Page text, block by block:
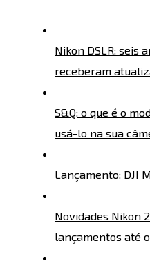
Nikon DSLR: seis
receberam
S&Q: o que é o
usá-lo na sua
Lançamento: DJI
Novidades Nikon
lançamentos até